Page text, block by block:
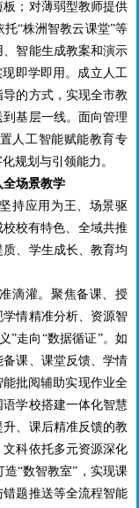
；对薄弱型教师提供
“株洲智教云课堂”等
智能生成教案和演示
即学即用。成立人工
的方式，实现全市教
基层一线。面向管理
人工智能赋能教育专
规划与引领能力。
全场景教学
持应用为王、场景驱
校有特色、全域共推
、学生成长、教育均
滴灌。聚焦备课、授
情精准分析、资源智
”走向“数据循证”。如
课、课堂反馈、学情
批阅辅助实现作业全
学校搭建一体化智慧
、课后精准反馈的教
科依托多元资源深化
“数智教室”，实现课
题推送等全流程智能